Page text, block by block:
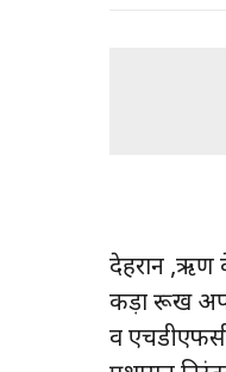
देहरादून ,ऋण
कड़ा रूख
व